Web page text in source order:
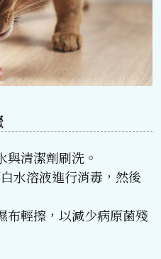
與清潔劑刷洗。
水溶液進行消毒，然後
布輕擦，以減少病原菌殘